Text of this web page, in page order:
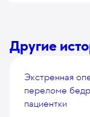
Другие
Экстренная
переломе
пациентки